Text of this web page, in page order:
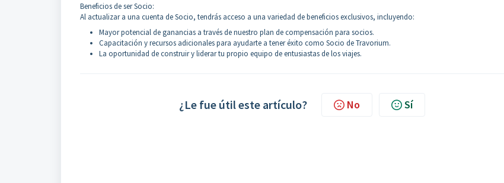
Beneficios de ser Socio:
Al actualizar a una cuenta de Socio, tendrás acceso a una variedad de beneficios exclusivos, incluyendo:
Mayor potencial de ganancias a través de nuestro plan de compensación para socios.
Capacitación y recursos adicionales para ayudarte a tener éxito como Socio de Travorium.
La oportunidad de construir y liderar tu propio equipo de entusiastas de los viajes.
¿Le fue útil este artículo? No Sí